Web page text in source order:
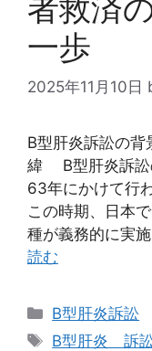
者救済
一歩
2025年11月10日
B型肝炎訴訟の背
緯 B型肝炎訴訟
63年にかけて行
この時期、日本
種が義務的に実
読む
カ
テ
B型肝炎訴訟
タ
B型肝炎 訴